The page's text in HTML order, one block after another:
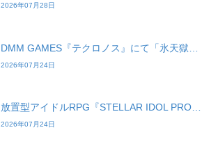
2026年07月28日
DMM GAMES『テクロノス』にて「氷天獄…
2026年07月24日
放置型アイドルRPG『STELLAR IDOL PRO…
2026年07月24日